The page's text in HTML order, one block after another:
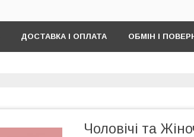
ДОСТАВКА І ОПЛАТА ОБМІН І
Чоловічі та